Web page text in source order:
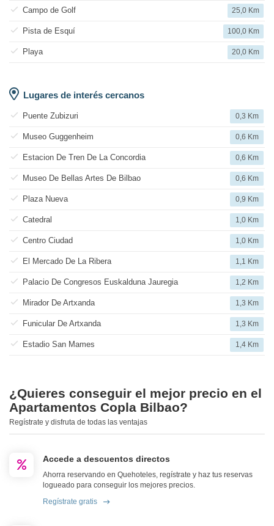
Campo de Golf 25,0 Km
Pista de Esquí 100,0 Km
Playa 20,0 Km
Lugares de interés cercanos
Puente Zubizuri 0,3 Km
Museo Guggenheim 0,6 Km
Estacion De Tren De La Concordia 0,6 Km
Museo De Bellas Artes De Bilbao 0,6 Km
Plaza Nueva 0,9 Km
Catedral 1,0 Km
Centro Ciudad 1,0 Km
El Mercado De La Ribera 1,1 Km
Palacio De Congresos Euskalduna Jauregia 1,2 Km
Mirador De Artxanda 1,3 Km
Funicular De Artxanda 1,3 Km
Estadio San Mames 1,4 Km
¿Quieres conseguir el mejor precio en el
Apartamentos Copla Bilbao?
Regístrate y disfruta de todas las ventajas
Accede a descuentos directos
Ahorra reservando en Quehoteles, regístrate y haz tus reservas
logueado para conseguir los mejores precios.
Regístrate gratis